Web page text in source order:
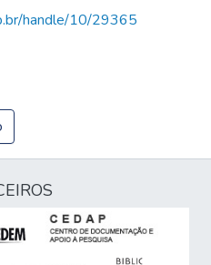
handle/10/29365